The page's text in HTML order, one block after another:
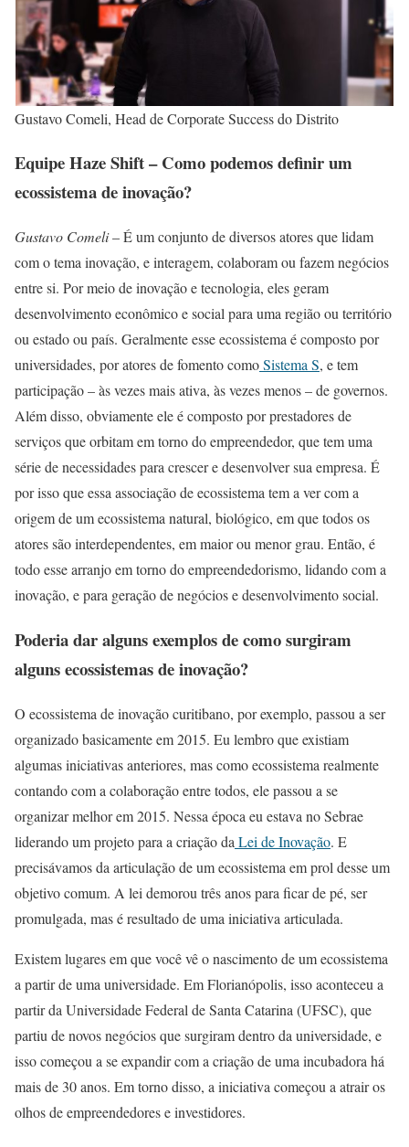
Gustavo Comeli, Head de Corporate Success do Distrito
Equipe Haze Shift – Como podemos definir um
ecossistema de inovação?
Gustavo Comeli– É um conjunto de diversos atores que lidam
com o tema inovação, e interagem, colaboram ou fazem negócios
entre si. Por meio de inovação e tecnologia, eles geram
desenvolvimento econômico e social para uma região ou território
ou estado ou país. Geralmente esse ecossistema é composto por
universidades, por atores de fomento comoSistema S, e tem
participação – às vezes mais ativa, às vezes menos – de governos.
Além disso, obviamente ele é composto por prestadores de
serviços que orbitam em torno do empreendedor, que tem uma
série de necessidades para crescer e desenvolver sua empresa. É
por isso que essa associação de ecossistema tem a ver com a
origem de um ecossistema natural, biológico, em que todos os
atores são interdependentes, em maior ou menor grau. Então, é
todo esse arranjo em torno do empreendedorismo, lidando com a
inovação, e para geração de negócios e desenvolvimento social.
Poderia dar alguns exemplos de como surgiram
alguns ecossistemas de inovação?
O ecossistema de inovação curitibano, por exemplo, passou a ser
organizado basicamente em 2015. Eu lembro que existiam
algumas iniciativas anteriores, mas como ecossistema realmente
contando com a colaboração entre todos, ele passou a se
organizar melhor em 2015. Nessa época eu estava no Sebrae
liderando um projeto para a criação da Lei de Inovação. E
precisávamos da articulação de um ecossistema em prol desse um
objetivo comum. A lei demorou três anos para ficar de pé, ser
promulgada, mas é resultado de uma iniciativa articulada.
Existem lugares em que você vê o nascimento de um ecossistema
a partir de uma universidade. Em Florianópolis, isso aconteceu a
partir da Universidade Federal de Santa Catarina (UFSC), que
partiu de novos negócios que surgiram dentro da universidade, e
isso começou a se expandir com a criação de uma incubadora há
mais de 30 anos. Em torno disso, a iniciativa começou a atrair os
olhos de empreendedores e investidores.